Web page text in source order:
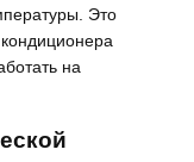
Это
на